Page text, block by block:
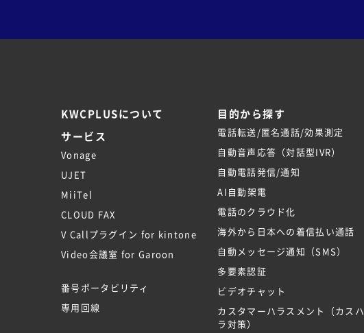
KWCPLUSについて
サービス
Vonage
UJET
MiiTel
CLOUD FAX
V Callプラグイン for kintone
Video会議室 for Garoon
番号ポータビリティ
専用回線
目的から探す
電話転送/匿名通話/効果測定
自動音声応答（対話型IVR）
自動電話発信/通知
AI自動架電
電話のクラウド化
海外から日本への着信払い通話
自動メッセージ通知（SMS）
多要素認証
ビデオチャット
カスタマーハラスメント（カスハ
ラ対策）